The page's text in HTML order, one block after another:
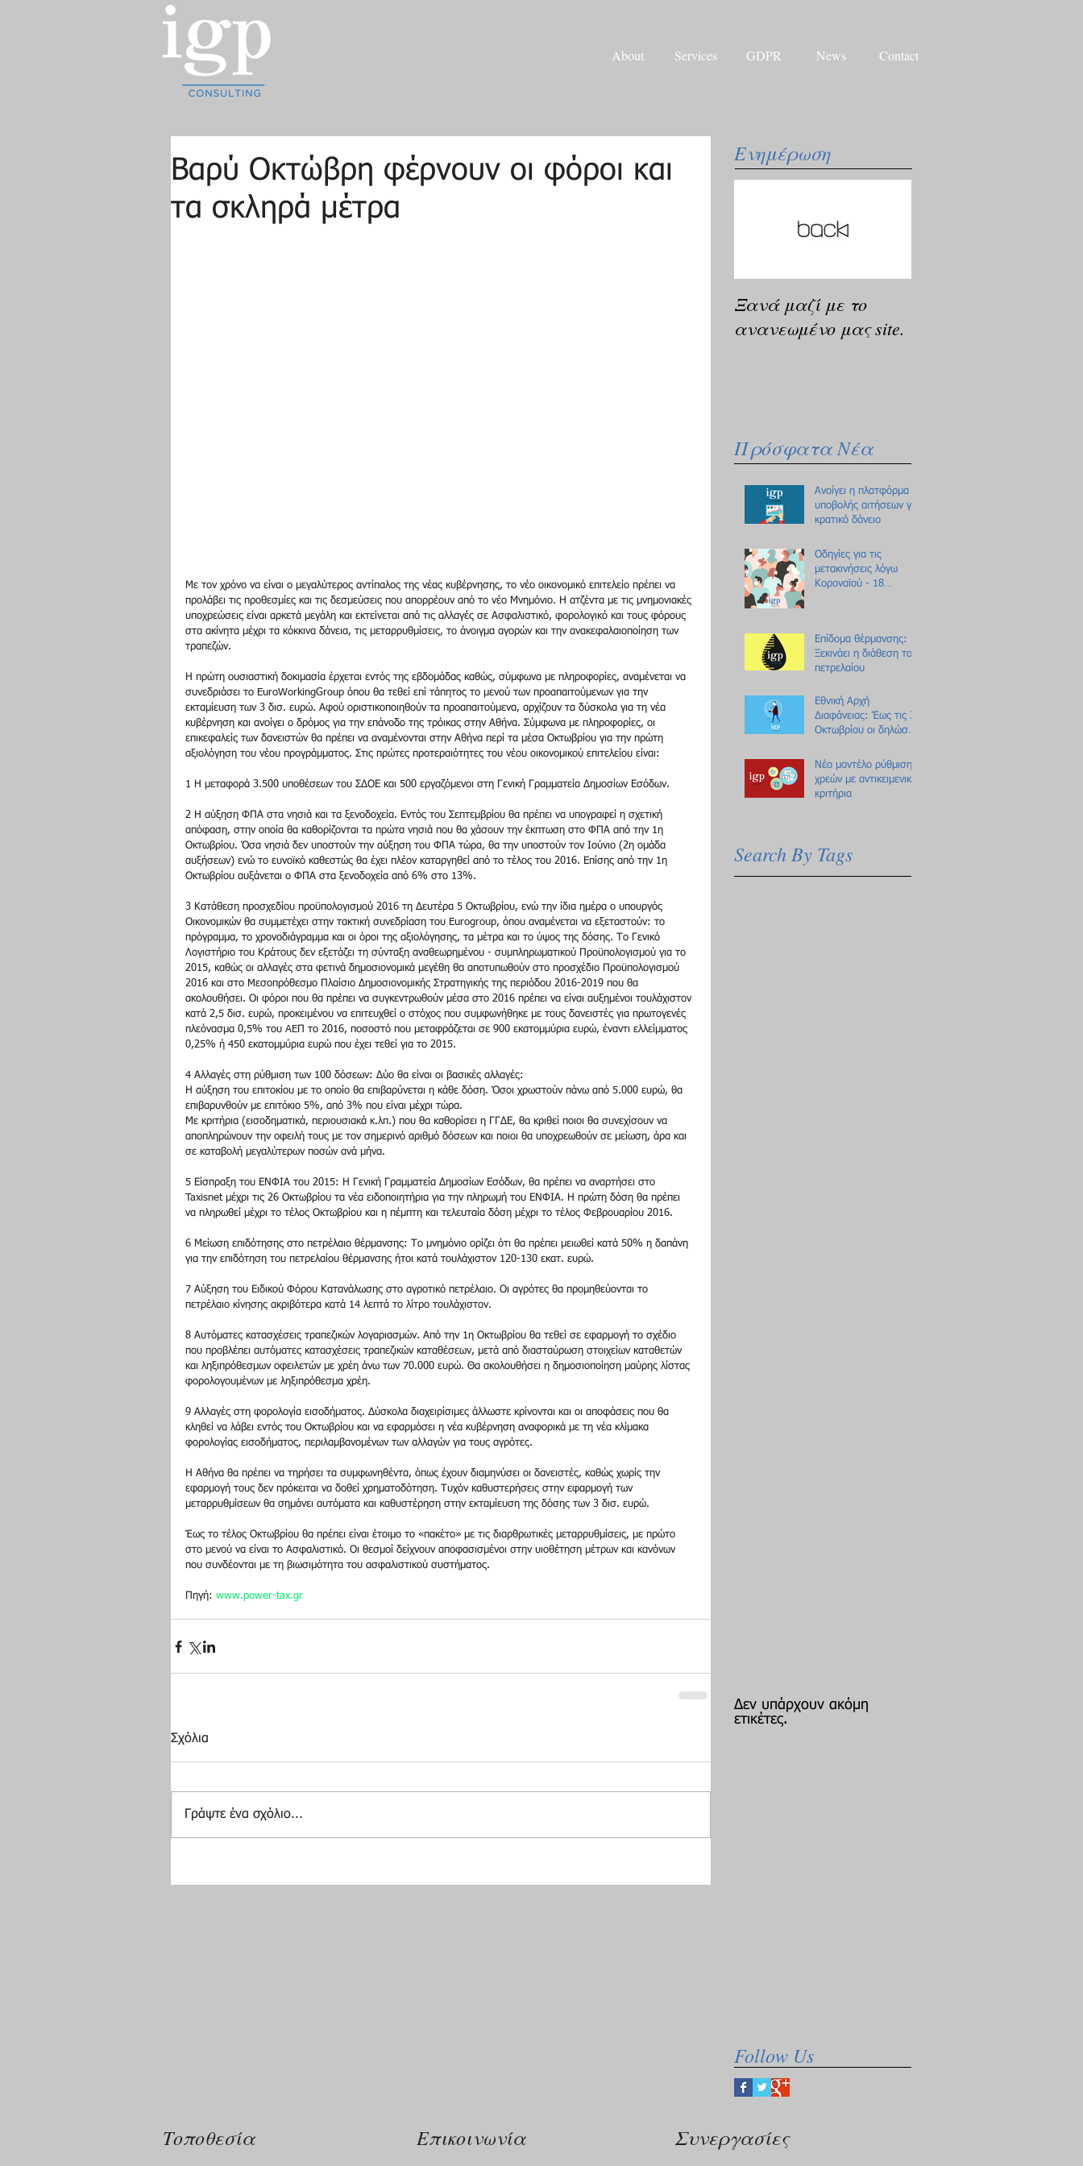
Βαρύ Οκτώβρη φέρνουν οι φόροι και
τα σκληρά μέτρα
Με τον χρόνο να είναι ο μεγαλύτερος αντίπαλος της νέας κυβέρνησης, το νέο οικονομικό επιτελείο πρέπει να
προλάβει τις προθεσμίες και τις δεσμεύσεις που απορρέουν από το νέο Μνημόνιο. Η ατζέντα με τις μνημονιακές
υποχρεώσεις είναι αρκετά μεγάλη και εκτείνεται από τις αλλαγές σε Ασφαλιστικό, φορολογικό και τους φόρους
στα ακίνητα μέχρι τα κόκκινα δάνεια, τις μεταρρυθμίσεις, το άνοιγμα αγορών και την ανακεφαλαιοποίηση των
τραπεζών.
Η πρώτη ουσιαστική δοκιμασία έρχεται εντός της εβδομάδας καθώς, σύμφωνα με πληροφορίες, αναμένεται να
συνεδριάσει το EuroWorkingGroup όπου θα τεθεί επί τάπητος το μενού των προαπαιτούμενων για την
εκταμίευση των 3 δισ. ευρώ. Αφού οριστικοποιηθούν τα προαπαιτούμενα, αρχίζουν τα δύσκολα για τη νέα
κυβέρνηση και ανοίγει ο δρόμος για την επάνοδο της τρόικας στην Αθήνα. Σύμφωνα με πληροφορίες, οι
επικεφαλείς των δανειστών θα πρέπει να αναμένονται στην Αθήνα περί τα μέσα Οκτωβρίου για την πρώτη
αξιολόγηση του νέου προγράμματος. Στις πρώτες προτεραιότητες του νέου οικονομικού επιτελείου είναι:
1 Η μεταφορά 3.500 υποθέσεων του ΣΔΟΕ και 500 εργαζόμενοι στη Γενική Γραμματεία Δημοσίων Εσόδων.
2 Η αύξηση ΦΠΑ στα νησιά και τα ξενοδοχεία. Εντός του Σεπτεμβρίου θα πρέπει να υπογραφεί η σχετική
απόφαση, στην οποία θα καθορίζονται τα πρώτα νησιά που θα χάσουν την έκπτωση στο ΦΠΑ από την 1η
Οκτωβρίου. Όσα νησιά δεν υποστούν την αύξηση του ΦΠΑ τώρα, θα την υποστούν τον Ιούνιο (2η ομάδα
αυξήσεων) ενώ το ευνοϊκό καθεστώς θα έχει πλέον καταργηθεί από το τέλος του 2016. Επίσης από την 1η
Οκτωβρίου αυξάνεται ο ΦΠΑ στα ξενοδοχεία από 6% στο 13%.
3 Κατάθεση προσχεδίου προϋπολογισμού 2016 τη Δευτέρα 5 Οκτωβρίου, ενώ την ίδια ημέρα ο υπουργός
Οικονομικών θα συμμετέχει στην τακτική συνεδρίαση του Eurogroup, όπου αναμένεται να εξεταστούν: το
πρόγραμμα, το χρονοδιάγραμμα και οι όροι της αξιολόγησης, τα μέτρα και το ύψος της δόσης. Το Γενικό
Λογιστήριο του Κράτους δεν εξετάζει τη σύνταξη αναθεωρημένου - συμπληρωματικού Προϋπολογισμού για το
2015, καθώς οι αλλαγές στα φετινά δημοσιονομικά μεγέθη θα αποτυπωθούν στο προσχέδιο Προϋπολογισμού
2016 και στο Mεσοπρόθεσμο Πλαίσιο Δημοσιονομικής Στρατηγικής της περιόδου 2016-2019 που θα
ακολουθήσει. Οι φόροι που θα πρέπει να συγκεντρωθούν μέσα στο 2016 πρέπει να είναι αυξημένοι τουλάχιστον
κατά 2,5 δισ. ευρώ, προκειμένου να επιτευχθεί ο στόχος που συμφωνήθηκε με τους δανειστές για πρωτογενές
πλεόνασμα 0,5% του AEΠ το 2016, ποσοστό που μεταφράζεται σε 900 εκατομμύρια ευρώ, έναντι ελλείμματος
0,25% ή 450 εκατομμύρια ευρώ που έχει τεθεί για το 2015.
4 Αλλαγές στη ρύθμιση των 100 δόσεων: Δύο θα είναι οι βασικές αλλαγές:
Η αύξηση του επιτοκίου με το οποίο θα επιβαρύνεται η κάθε δόση. Όσοι χρωστούν πάνω από 5.000 ευρώ, θα
επιβαρυνθούν με επιτόκιο 5%, από 3% που είναι μέχρι τώρα.
Με κριτήρια (εισοδηματικά, περιουσιακά κ.λπ.) που θα καθορίσει η ΓΓΔΕ, θα κριθεί ποιοι θα συνεχίσουν να
αποπληρώνουν την οφειλή τους με τον σημερινό αριθμό δόσεων και ποιοι θα υποχρεωθούν σε μείωση, άρα και
σε καταβολή μεγαλύτερων ποσών ανά μήνα.
5 Είσπραξη του ΕΝΦΙΑ του 2015: Η Γενική Γραμματεία Δημοσίων Εσόδων, θα πρέπει να αναρτήσει στο
Taxisnet μέχρι τις 26 Οκτωβρίου τα νέα ειδοποιητήρια για την πληρωμή του ΕΝΦΙΑ. Η πρώτη δόση θα πρέπει
να πληρωθεί μέχρι το τέλος Οκτωβρίου και η πέμπτη και τελευταία δόση μέχρι το τέλος Φεβρουαρίου 2016.
6 Μείωση επιδότησης στο πετρέλαιο θέρμανσης: Το μνημόνιο ορίζει ότι θα πρέπει μειωθεί κατά 50% η δαπάνη
για την επιδότηση του πετρελαίου θέρμανσης ήτοι κατά τουλάχιστον 120-130 εκατ. ευρώ.
7 Αύξηση του Ειδικού Φόρου Κατανάλωσης στο αγροτικό πετρέλαιο. Οι αγρότες θα προμηθεύονται το
πετρέλαιο κίνησης ακριβότερα κατά 14 λεπτά το λίτρο τουλάχιστον.
8 Αυτόματες κατασχέσεις τραπεζικών λογαριασμών. Από την 1η Οκτωβρίου θα τεθεί σε εφαρμογή το σχέδιο
που προβλέπει αυτόματες κατασχέσεις τραπεζικών καταθέσεων, μετά από διασταύρωση στοιχείων καταθετών
και ληξιπρόθεσμων οφειλετών με χρέη άνω των 70.000 ευρώ. Θα ακολουθήσει η δημοσιοποίηση μαύρης λίστας
φορολογουμένων με ληξιπρόθεσμα χρέη.
9 Αλλαγές στη φορολογία εισοδήματος. Δύσκολα διαχειρίσιμες άλλωστε κρίνονται και οι αποφάσεις που θα
κληθεί να λάβει εντός του Οκτωβρίου και να εφαρμόσει η νέα κυβέρνηση αναφορικά με τη νέα κλίμακα
φορολογίας εισοδήματος, περιλαμβανομένων των αλλαγών για τους αγρότες.
Η Αθήνα θα πρέπει να τηρήσει τα συμφωνηθέντα, όπως έχουν διαμηνύσει οι δανειστές, καθώς χωρίς την
εφαρμογή τους δεν πρόκειται να δοθεί χρηματοδότηση. Τυχόν καθυστερήσεις στην εφαρμογή των
μεταρρυθμίσεων θα σημάνει αυτόματα και καθυστέρηση στην εκταμίευση της δόσης των 3 δισ. ευρώ.
Έως το τέλος Οκτωβρίου θα πρέπει είναι έτοιμο το «πακέτο» με τις διαρθρωτικές μεταρρυθμίσεις, με πρώτο
στο μενού να είναι το Ασφαλιστικό. Οι θεσμοί δείχνουν αποφασισμένοι στην υιοθέτηση μέτρων και κανόνων
που συνδέονται με τη βιωσιμότητα του ασφαλιστικού συστήματος.
Πηγή: www.power-tax.gr
Σχόλια
Γράψτε ένα σχόλιο...
Ενημέρωση
Ξανά μαζί με το
ανανεωμένο μας site.
Πρόσφατα Νέα
Ανοίγει η πλατφόρμα
υποβολής αιτήσεων για
κρατικό δάνειο
Οδηγίες για τις
μετακινήσεις λόγω
Κοροναϊού - 18
Επίδομα θέρμανσης:
Ξεκινάει η διάθεση του
πετρελαίου
Εθνική Αρχή
Διαφάνειας: Έως τις 31
Οκτωβρίου οι δηλώσεις
Νέο μοντέλο ρύθμισης
χρεών με αντικειμενικά
κριτήρια
Search By Tags
Δεν υπάρχουν ακόμη
ετικέτες.
Follow Us
About Services GDPR News Contact
Τοποθεσία Επικοινωνία Συνεργασίες